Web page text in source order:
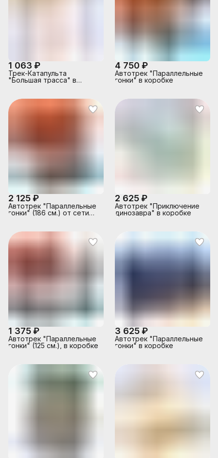
1 063 ₽
Трек-Катапульта
"Большая трасса" в
4 750 ₽
Автотрек "Параллельные
гонки" в коробке
2 125 ₽
Автотрек "Параллельные
гонки" (186 см.) от сети
2 625 ₽
Автотрек "Приключение
динозавра" в коробке
1 375 ₽
Автотрек "Параллельные
гонки" (125 см.), в коробке
3 625 ₽
Автотрек "Параллельные
гонки" в коробке